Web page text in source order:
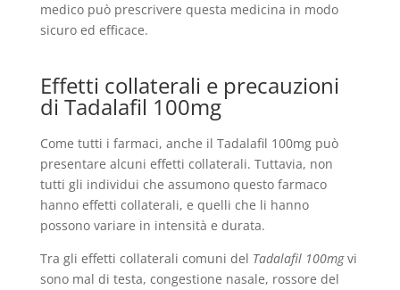
medico può prescrivere questa medicina in modo
sicuro ed efficace.
Effetti collaterali e precauzioni
di Tadalafil 100mg
Come tutti i farmaci, anche il Tadalafil 100mg può
presentare alcuni effetti collaterali. Tuttavia, non
tutti gli individui che assumono questo farmaco
hanno effetti collaterali, e quelli che li hanno
possono variare in intensità e durata.
Tra gli effetti collaterali comuni del Tadalafil 100mgvi
sono mal di testa, congestione nasale, rossore del